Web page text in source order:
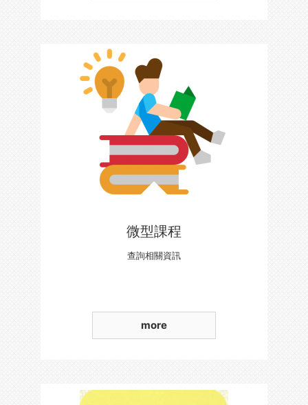
微型課程
查詢相關資訊
more